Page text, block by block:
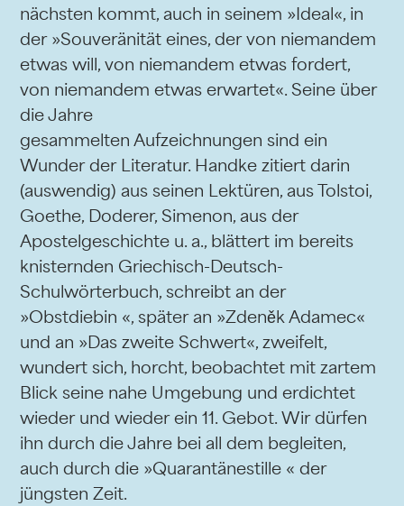
nächsten kommt, auch in seinem »Ideal«, in
der »Souveränität eines, der von niemandem
etwas will, von niemandem etwas fordert,
von niemandem etwas erwartet«. Seine über
die Jahre
gesammelten Aufzeichnungen sind ein
Wunder der Literatur. Handke zitiert darin
(auswendig) aus seinen Lektüren, aus Tolstoi,
Goethe, Doderer, Simenon, aus der
Apostelgeschichte u. a., blättert im bereits
knisternden Griechisch-Deutsch-
Schulwörterbuch, schreibt an der
»Obstdiebin «, später an »Zdeněk Adamec«
und an »Das zweite Schwert«, zweifelt,
wundert sich, horcht, beobachtet mit zartem
Blick seine nahe Umgebung und erdichtet
wieder und wieder ein 11. Gebot. Wir dürfen
ihn durch die Jahre bei all dem begleiten,
auch durch die »Quarantänestille « der
jüngsten Zeit.